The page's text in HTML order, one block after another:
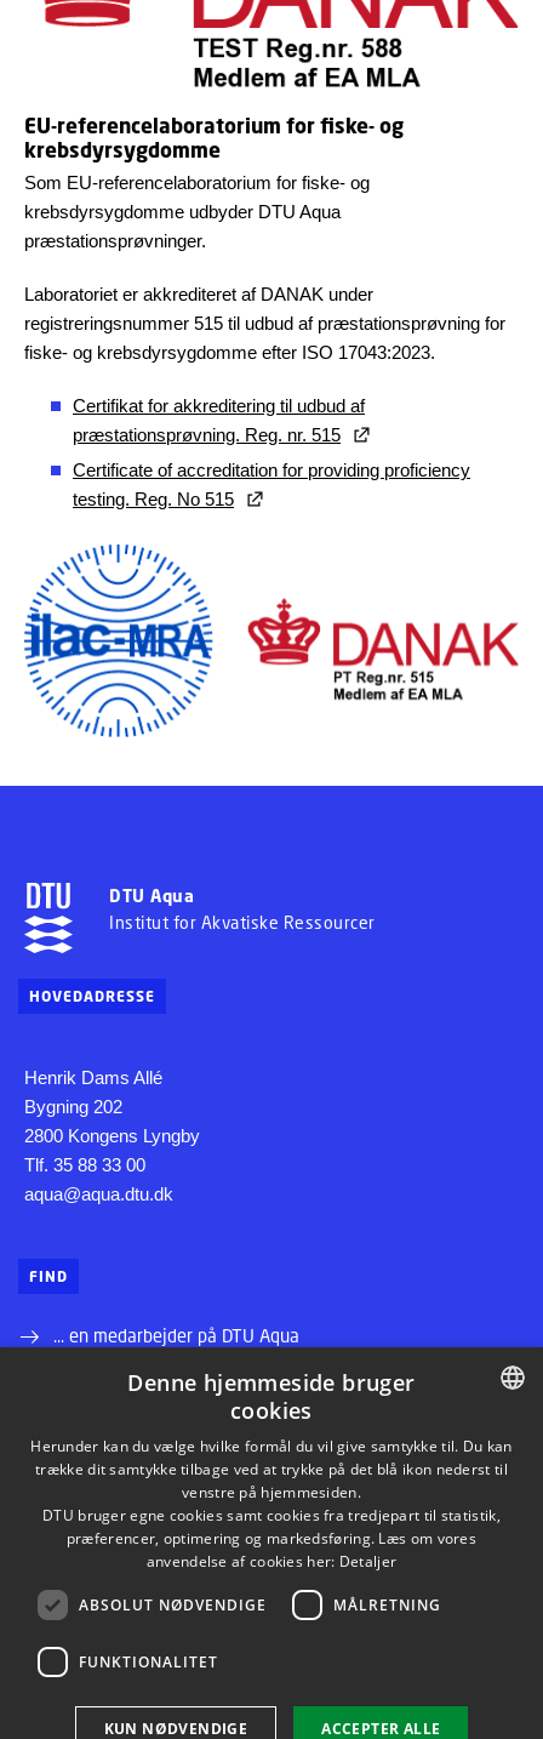
EU-referencelaboratorium for fiske- og
krebsdyrsygdomme
Som EU-referencelaboratorium for fiske- og
krebsdyrsygdomme udbyder DTU Aqua
præstationsprøvninger.
Laboratoriet er akkrediteret af DANAK under
registreringsnummer 515 til udbud af præstationsprøvning for
fiske- og krebsdyrsygdomme efter ISO 17043:2023.
Certifikat for akkreditering til udbud af
præstationsprøvning. Reg. nr. 515
Certificate of accreditation for providing proficiency
testing. Reg. No 515
DTU Aqua
Institut for Akvatiske Ressourcer
HOVEDADRESSE
Henrik Dams Allé
Bygning 202
2800 Kongens Lyngby
Tlf. 35 88 33 00
aqua@aqua.dtu.dk
FIND
... en medarbejder på DTU Aqua
... vej til DTU Aqua
... information til leverandører
... andre institutter på DTU
... webmaster
DANISH
ENGLISH
Denne hjemmeside bruger
cookies
Herunder kan du vælge hvilke formål du vil give samtykke til. Du kan
trække dit samtykke tilbage ved at trykke på det blå ikon nederst til
venstre på hjemmesiden.
DTU bruger egne cookies samt cookies fra tredjepart til statistik,
præferencer, optimering og markedsføring. Læs om vores
anvendelse af cookies her: Detaljer
ABSOLUT NØDVENDIGE MÅLRETNING
FUNKTIONALITET
ACCEPTER ALLE
KUN NØDVENDIGE